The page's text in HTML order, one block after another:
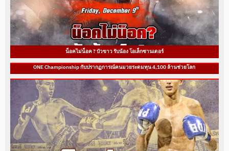
น็อคไม่น็อค ? บัวขาว รับน้อง โอเล็กซานเดอร์
ONE Championship กับปรากฏการณ์คนมวยระดมทุน 4,100 ล้านช่วยโลก